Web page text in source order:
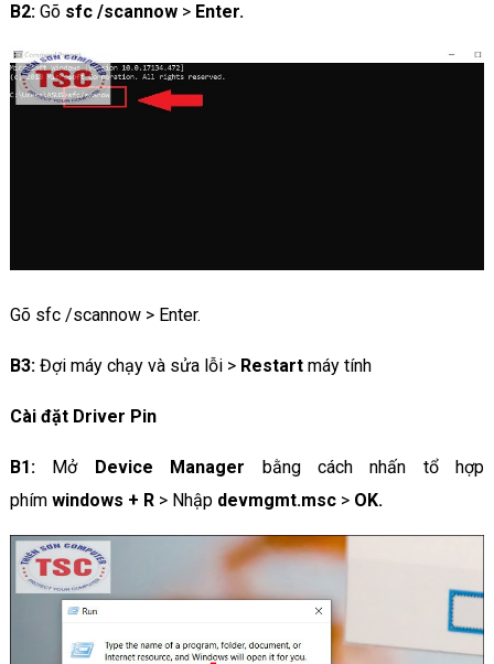
B2:Gõ sfc /scannow> Enter.
Gõ sfc /scannow > Enter.
B3:Đợi máy chạy và sửa lỗi >Restartmáy tính
Cài đặt Driver Pin
B1:Mở Device Manager bằng cách nhấn tổ hợp
phím windows + R> Nhập devmgmt.msc> OK.